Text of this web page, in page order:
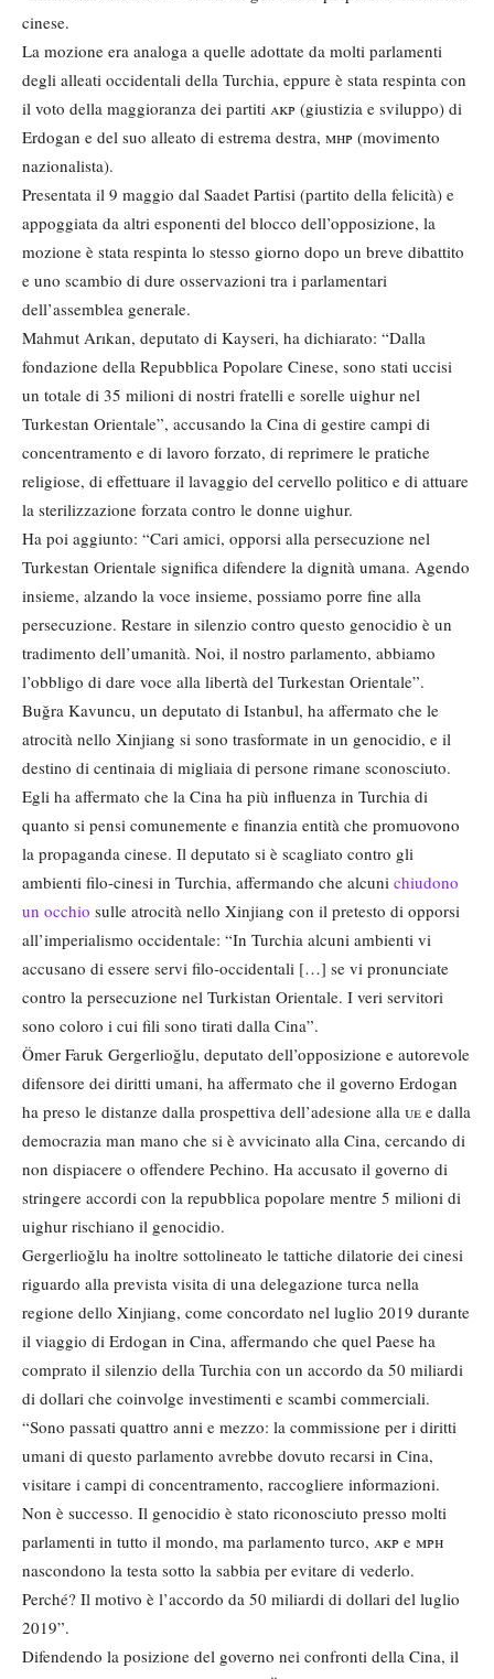
cinese.
La mozione era analoga a quelle adottate da molti parlamenti
degli alleati occidentali della Turchia, eppure è stata respinta con
il voto della maggioranza dei partiti akp (giustizia e sviluppo) di
Erdogan e del suo alleato di estrema destra, mhp (movimento
nazionalista).
Presentata il 9 maggio dal Saadet Partisi (partito della felicità) e
appoggiata da altri esponenti del blocco dell’opposizione, la
mozione è stata respinta lo stesso giorno dopo un breve dibattito
e uno scambio di dure osservazioni tra i parlamentari
dell’assemblea generale.
Mahmut Arıkan, deputato di Kayseri, ha dichiarato: “Dalla
fondazione della Repubblica Popolare Cinese, sono stati uccisi
un totale di 35 milioni di nostri fratelli e sorelle uighur nel
Turkestan Orientale”, accusando la Cina di gestire campi di
concentramento e di lavoro forzato, di reprimere le pratiche
religiose, di effettuare il lavaggio del cervello politico e di attuare
la sterilizzazione forzata contro le donne uighur.
Ha poi aggiunto: “Cari amici, opporsi alla persecuzione nel
Turkestan Orientale significa difendere la dignità umana. Agendo
insieme, alzando la voce insieme, possiamo porre fine alla
persecuzione. Restare in silenzio contro questo genocidio è un
tradimento dell’umanità. Noi, il nostro parlamento, abbiamo
l’obbligo di dare voce alla libertà del Turkestan Orientale”.
Buğra Kavuncu, un deputato di Istanbul, ha affermato che le
atrocità nello Xinjiang si sono trasformate in un genocidio, e il
destino di centinaia di migliaia di persone rimane sconosciuto.
Egli ha affermato che la Cina ha più influenza in Turchia di
quanto si pensi comunemente e finanzia entità che promuovono
la propaganda cinese. Il deputato si è scagliato contro gli
ambienti filo-cinesi in Turchia, affermando che alcuni chiudono
un occhio sulle atrocità nello Xinjiang con il pretesto di opporsi
all’imperialismo occidentale: “In Turchia alcuni ambienti vi
accusano di essere servi filo-occidentali […] se vi pronunciate
contro la persecuzione nel Turkistan Orientale. I veri servitori
sono coloro i cui fili sono tirati dalla Cina”.
Ömer Faruk Gergerlioğlu, deputato dell’opposizione e autorevole
difensore dei diritti umani, ha affermato che il governo Erdogan
ha preso le distanze dalla prospettiva dell’adesione alla ue e dalla
democrazia man mano che si è avvicinato alla Cina, cercando di
non dispiacere o offendere Pechino. Ha accusato il governo di
stringere accordi con la repubblica popolare mentre 5 milioni di
uighur rischiano il genocidio.
Gergerlioğlu ha inoltre sottolineato le tattiche dilatorie dei cinesi
riguardo alla prevista visita di una delegazione turca nella
regione dello Xinjiang, come concordato nel luglio 2019 durante
il viaggio di Erdogan in Cina, affermando che quel Paese ha
comprato il silenzio della Turchia con un accordo da 50 miliardi
di dollari che coinvolge investimenti e scambi commerciali.
“Sono passati quattro anni e mezzo: la commissione per i diritti
umani di questo parlamento avrebbe dovuto recarsi in Cina,
visitare i campi di concentramento, raccogliere informazioni.
Non è successo. Il genocidio è stato riconosciuto presso molti
parlamenti in tutto il mondo, ma parlamento turco, akp e mph
nascondono la testa sotto la sabbia per evitare di vederlo.
Perché? Il motivo è l’accordo da 50 miliardi di dollari del luglio
2019”.
Difendendo la posizione del governo nei confronti della Cina, il